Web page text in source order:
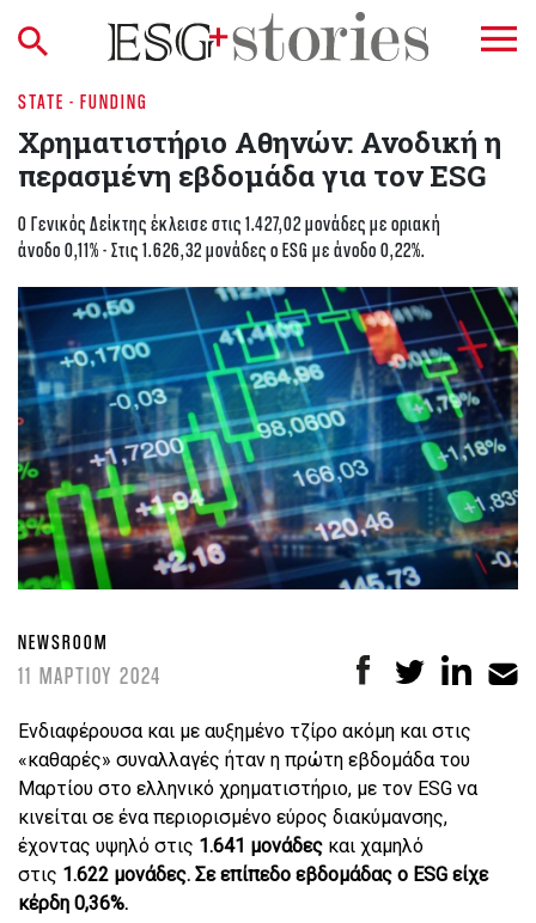
STATE - FUNDING
Χρηματιστήριο Aθηνών: Ανοδική η
περασμένη εβδομάδα για τον ESG
O Γενικός Δείκτης έκλεισε στις 1.427,02 μονάδες με οριακή
άνοδο 0,11% - Στις 1.626,32 μονάδες ο ESG με άνοδο 0,22%.
NEWSROOM
11 ΜΑΡΤΙΟΥ 2024
Ενδιαφέρουσα και με αυξημένο τζίρο ακόμη και στις
«καθαρές» συναλλαγές ήταν η πρώτη εβδομάδα του
Μαρτίου στο ελληνικό χρηματιστήριο, με τον ESG να
κινείται σε ένα περιορισμένο εύρος διακύμανσης,
έχοντας υψηλό στις 1.641 μονάδες και χαμηλό
στις 1.622 μονάδες. Σε επίπεδο εβδομάδας ο ESG είχε
κέρδη 0,36%.